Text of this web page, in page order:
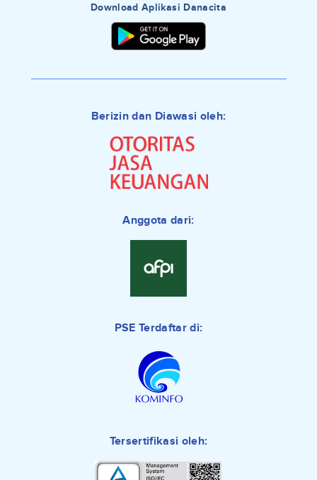
Download Aplikasi Danacita
Berizin dan Diawasi oleh:
Anggota dari:
PSE Terdaftar di:
Tersertifikasi oleh: